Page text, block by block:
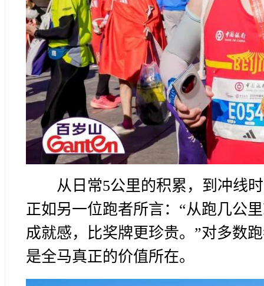
从日常5公里的积累，到冲线
正如另一位跑者所言：“从跑几公
成就感，比奖牌更珍贵。”对多数
是全马真正的价值所在。